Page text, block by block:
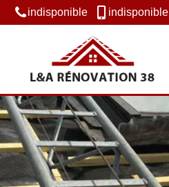
indisponible indisponible